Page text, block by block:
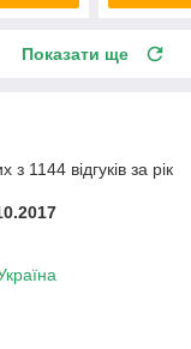
Показати ще
з 1144 відгуків за рік